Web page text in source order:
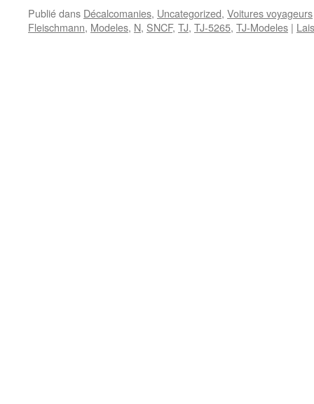
Publié dans Décalcomanies, Uncategorized, Voitures voyageurs
Fleischmann, Modeles, N, SNCF, TJ, TJ-5265, TJ-Modeles |